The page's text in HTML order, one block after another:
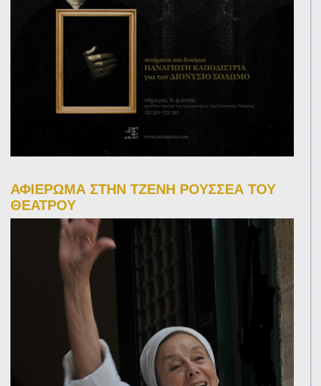
ΑΦΙΕΡΩΜΑ ΣΤΗΝ ΤΖΕΝΗ ΡΟΥΣΣΕΑ ΤΟΥ
ΘΕΑΤΡΟΥ